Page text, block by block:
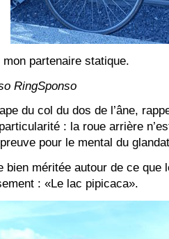
partenaire statique.
RingSponso
du col du dos de l’âne,
: la roue arrière
pour le mental du
bien méritée autour de ce que
: «Le lac pipicaca».